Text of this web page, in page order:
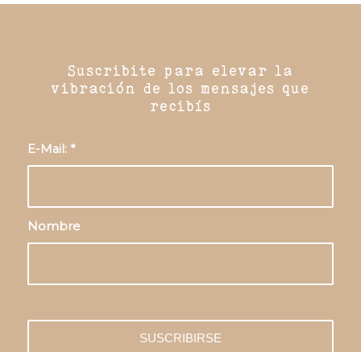
Suscribite para elevar la
vibración de los mensajes que
recibís
E-Mail: *
Nombre